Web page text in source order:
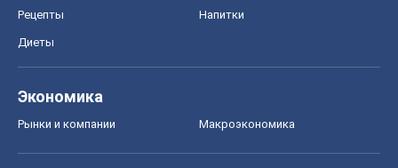
Рецепты Напитки
Диеты
Экономика
Рынки и компании Mакроэкономика